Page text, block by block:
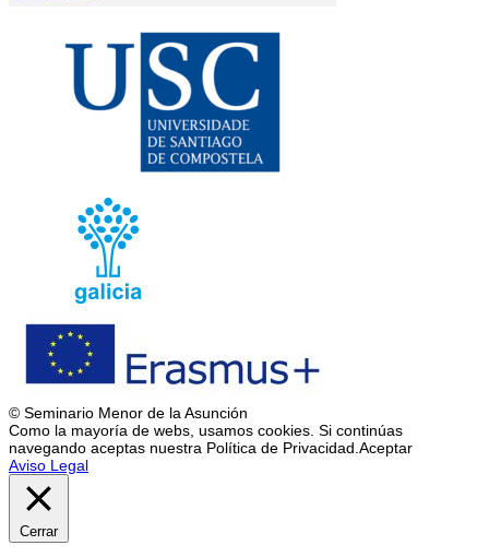
© Seminario Menor de la Asunción
Como la mayoría de webs, usamos cookies. Si continúas
navegando aceptas nuestra Política de Privacidad. Aceptar
Aviso Legal
Cerrar